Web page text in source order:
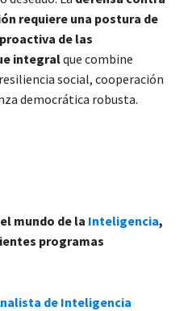
requiere una postura de
de las
integralque combine
social, cooperación
democrática robusta.
mundo de la Inteligencia,
programas
de Inteligencia